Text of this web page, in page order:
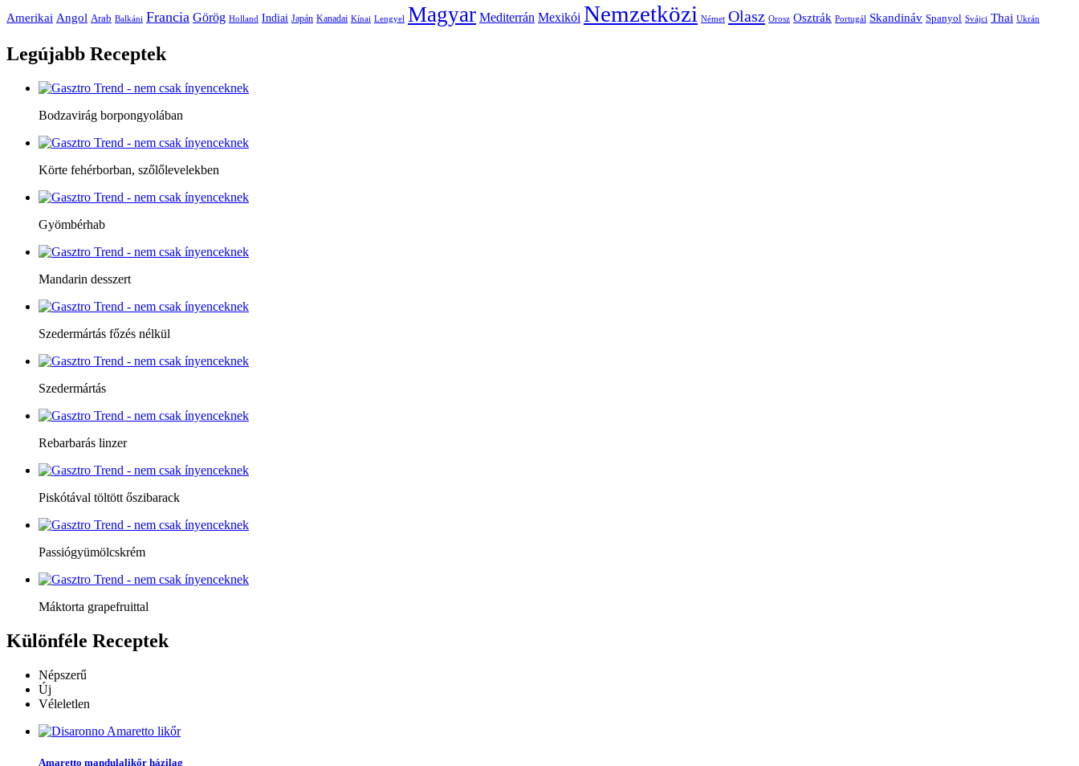
Amerikai Angol Arab Balkáni Francia Görög Holland Indiai Japán Kanadai Kínai Lengyel Magyar Mediterrán Mexikói Nemzetközi Német Olasz Orosz Osztrák Portugál Skandináv Spanyol Svájci Thai Ukrán
Legújabb Receptek
Bodzavirág borpongyolában
Körte fehérborban, szőlőlevelekben
Gyömbérhab
Mandarin desszert
Szedermártás főzés nélkül
Szedermártás
Rebarbarás linzer
Piskótával töltött őszibarack
Passiógyümölcskrém
Máktorta grapefruittal
Különféle Receptek
Népszerű
Új
Véleletlen
Amaretto mandulalikőr házilag